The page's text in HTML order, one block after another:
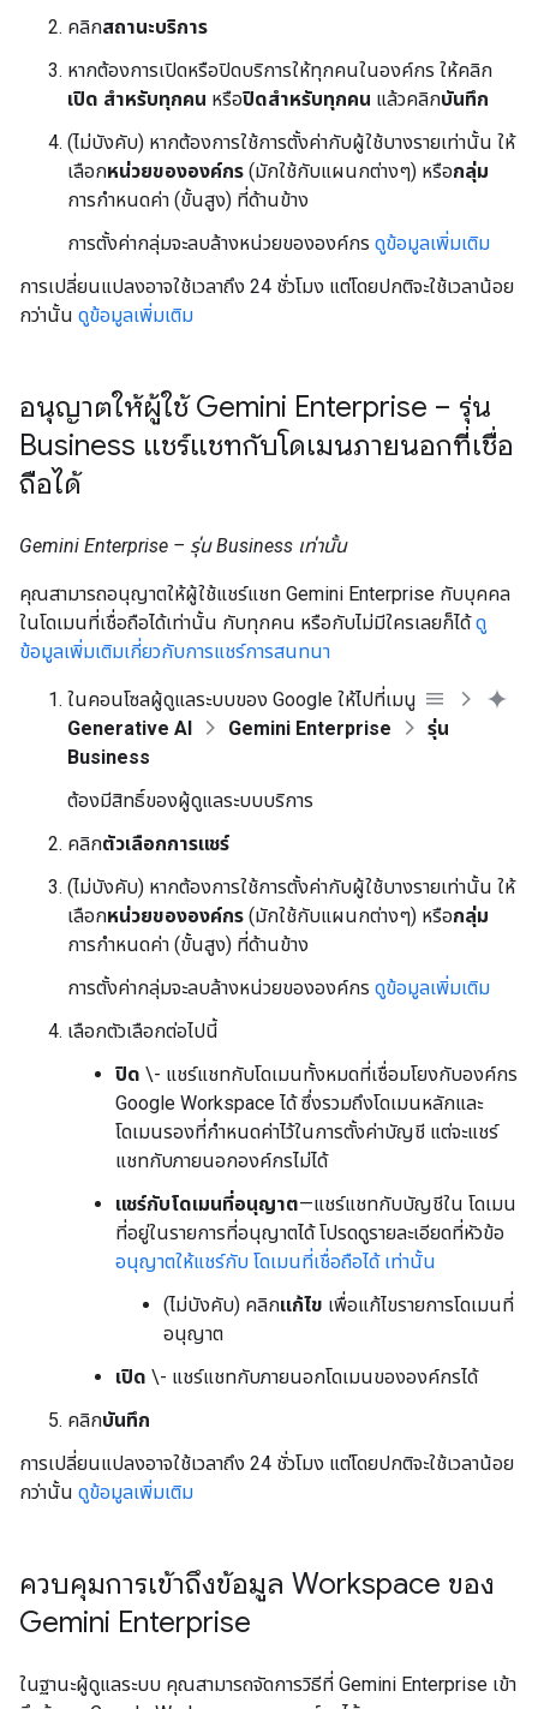
คลิกสถานะบริการ
หากต้องการเปิดหรือปิดบริการให้ทุกคนในองค์กร ให้คลิก
เปิด สำหรับทุกคน หรือปิดสำหรับทุกคน แล้วคลิกบันทึก
(ไม่บังคับ) หากต้องการใช้การตั้งค่ากับผู้ใช้บางรายเท่านั้น ให้
เลือกหน่วยขององค์กร (มักใช้กับแผนกต่างๆ) หรือกลุ่ม
การกำหนดค่า (ขั้นสูง) ที่ด้านข้าง
การตั้งค่ากลุ่มจะลบล้างหน่วยขององค์กร ดูข้อมูลเพิ่มเติม
การเปลี่ยนแปลงอาจใช้เวลาถึง 24 ชั่วโมง แต่โดยปกติจะใช้เวลาน้อย
กว่านั้น ดูข้อมูลเพิ่มเติม
อนุญาตให้ผู้ใช้ Gemini Enterprise – รุ่น
Business แชร์แชทกับโดเมนภายนอกที่เชื่อ
ถือได้
Gemini Enterprise – รุ่น Business เท่านั้น
คุณสามารถอนุญาตให้ผู้ใช้แชร์แชท Gemini Enterprise กับบุคคล
ในโดเมนที่เชื่อถือได้เท่านั้น กับทุกคน หรือกับไม่มีใครเลยก็ได้ดู
ข้อมูลเพิ่มเติมเกี่ยวกับการแชร์การสนทนา
ในคอนโซลผู้ดูแลระบบของ Google ให้ไปที่เมนู
Generative AI
Gemini Enterprise
รุ่น
Business
ต้องมีสิทธิ์ของผู้ดูแลระบบบริการ
คลิกตัวเลือกการแชร์
(ไม่บังคับ) หากต้องการใช้การตั้งค่ากับผู้ใช้บางรายเท่านั้น ให้
เลือกหน่วยขององค์กร (มักใช้กับแผนกต่างๆ) หรือกลุ่ม
การกำหนดค่า (ขั้นสูง) ที่ด้านข้าง
การตั้งค่ากลุ่มจะลบล้างหน่วยขององค์กร ดูข้อมูลเพิ่มเติม
เลือกตัวเลือกต่อไปนี้
ปิด \- แชร์แชทกับโดเมนทั้งหมดที่เชื่อมโยงกับองค์กร
Google Workspace ได้ ซึ่งรวมถึงโดเมนหลักและ
โดเมนรองที่กำหนดค่าไว้ในการตั้งค่าบัญชี แต่จะแชร์
แชทกับภายนอกองค์กรไม่ได้
แชร์กับโดเมนที่อนุญาต—แชร์แชทกับบัญชีใน โดเมน
ที่อยู่ในรายการที่อนุญาตได้ โปรดดูรายละเอียดที่หัวข้อ
อนุญาตให้แชร์กับ โดเมนที่เชื่อถือได้ เท่านั้น
(ไม่บังคับ) คลิกแก้ไข เพื่อแก้ไขรายการโดเมนที่
อนุญาต
เปิด \- แชร์แชทกับภายนอกโดเมนขององค์กรได้
คลิกบันทึก
การเปลี่ยนแปลงอาจใช้เวลาถึง 24 ชั่วโมง แต่โดยปกติจะใช้เวลาน้อย
กว่านั้น ดูข้อมูลเพิ่มเติม
ควบคุมการเข้าถึงข้อมูล Workspace ของ
Gemini Enterprise
ในฐานะผู้ดูแลระบบ คุณสามารถจัดการวิธีที่ Gemini Enterprise เข้า